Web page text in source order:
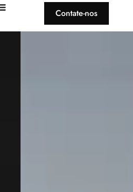
Contate-nos